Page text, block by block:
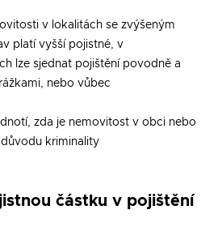
v lokalitách se zvýšeným
platí vyšší pojistné, v
lze sjednat pojištění povodně a
nebo vůbec
zda je nemovitost v obci nebo
kriminality
částku v pojištění